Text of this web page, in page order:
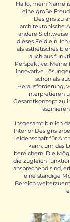
Hallo, mein Name
eine große
Designs zu
architektonische
andere
dieses Feld ein.
als ästhetisches
auch aus
Perspektive. Meine
innovative
schön als
Herausforderung,
interpretieren
Gesamtkonzept zu
Insgesamt bin ich
Interior Designs
Leidenschaft für
kann, um das
bereichern. Die
die zugleich
ansprechend sind,
eine ständige
Bereich